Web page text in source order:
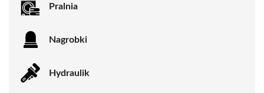
Pralnia
Nagrobki
Hydraulik